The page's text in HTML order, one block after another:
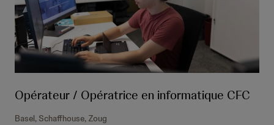
Opérateur / Opératrice en informatique CFC
Basel, Schaffhouse, Zoug